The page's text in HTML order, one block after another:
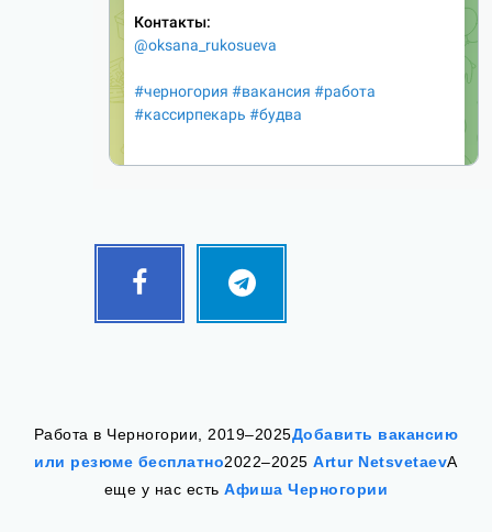
Facebook Telegram
Follow
Работа в Черногории, 2019–2025Добавить вакансию
или резюме бесплатно2022–2025Artur NetsvetaevА
еще у нас естьАфиша Черногории